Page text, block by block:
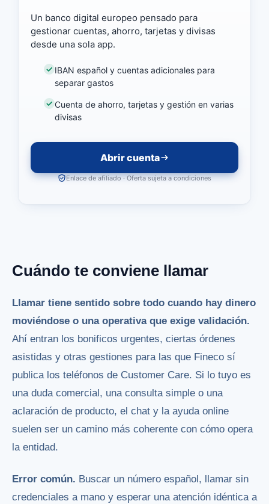
Un banco digital europeo pensado para
gestionar cuentas, ahorro, tarjetas y divisas
desde una sola app.
IBAN español y cuentas adicionales para
separar gastos
Cuenta de ahorro, tarjetas y gestión en varias
divisas
Abrir cuenta
Enlace de afiliado · Oferta sujeta a condiciones
Cuándo te conviene llamar
Llamar tiene sentido sobre todo cuando hay dinero
moviéndose o una operativa que exige validación.
Ahí entran los bonificos urgentes, ciertas órdenes
asistidas y otras gestiones para las que Fineco sí
publica los teléfonos de Customer Care. Si lo tuyo es
una duda comercial, una consulta simple o una
aclaración de producto, el chat y la ayuda online
suelen ser un camino más coherente con cómo opera
la entidad.
Error común. Buscar un número español, llamar sin
credenciales a mano y esperar una atención idéntica a